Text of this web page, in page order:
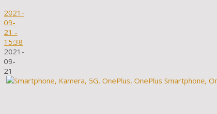
2021-
09-
21 -
15:38
2021-
09-
21